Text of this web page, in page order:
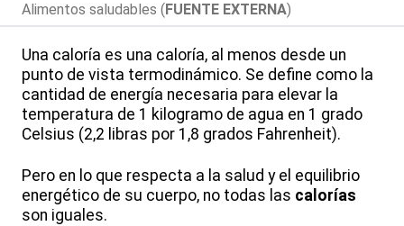
Alimentos saludables (FUENTE EXTERNA)
Una caloría es una caloría, al menos desde un
punto de vista termodinámico. Se define como la
cantidad de energía necesaria para elevar la
temperatura de 1 kilogramo de agua en 1 grado
Celsius (2,2 libras por 1,8 grados Fahrenheit).
Pero en lo que respecta a la salud y el equilibrio
energético de su cuerpo, no todas las calorías
son iguales.